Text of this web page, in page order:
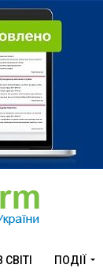
СВІТІ ПОДІЇ